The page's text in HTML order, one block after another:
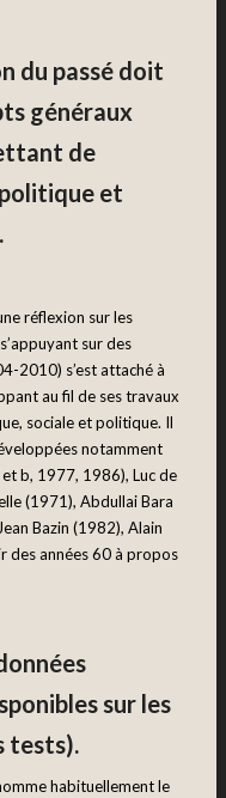
du passé doit
généraux
de
et
réflexion sur les
sur des
2010) s’est attaché à
au fil de ses travaux
sociale et politique. Il
notamment
b, 1977, 1986), Luc de
(1971), Abdullai Bara
Bazin (1982), Alain
des années 60 à propos
sur les
tests).
habituellement le